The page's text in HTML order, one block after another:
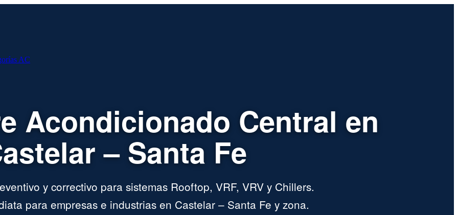
AC
Acondicionado Central en
– Santa Fe
y correctivo para sistemas Rooftop, VRF, VRV y Chillers.
para empresas e industrias en Castelar – Santa Fe y zona.